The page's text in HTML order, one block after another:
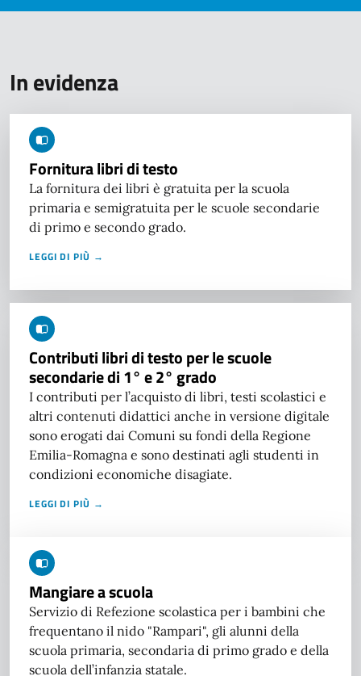
In evidenza
Fornitura libri di testo
La fornitura dei libri è gratuita per la scuola
primaria e semigratuita per le scuole secondarie
di primo e secondo grado.
LEGGI DI PIÙ →
Contributi libri di testo per le scuole
secondarie di 1° e 2° grado
I contributi per l’acquisto di libri, testi scolastici e
altri contenuti didattici anche in versione digitale
sono erogati dai Comuni su fondi della Regione
Emilia-Romagna e sono destinati agli studenti in
condizioni economiche disagiate.
LEGGI DI PIÙ →
Mangiare a scuola
Servizio di Refezione scolastica per i bambini che
frequentano il nido "Rampari", gli alunni della
scuola primaria, secondaria di primo grado e della
scuola dell’infanzia statale.